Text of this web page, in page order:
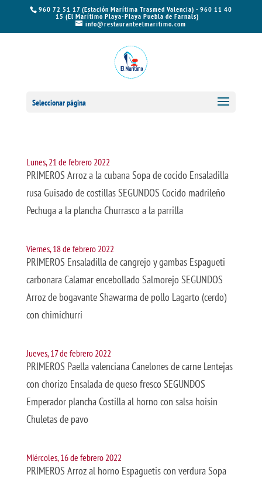
960 72 51 17 (Estación Marítima Trasmed Valencia) - 960 11 40
15 (El Marítimo Playa-Playa Puebla de Farnals)
info@restauranteelmaritimo.com
Seleccionar página
Lunes, 21 de febrero 2022
PRIMEROS Arroz a la cubana Sopa de cocido Ensaladilla
rusa Guisado de costillas SEGUNDOS Cocido madrileño
Pechuga a la plancha Churrasco a la parrilla
Viernes, 18 de febrero 2022
PRIMEROS Ensaladilla de cangrejo y gambas Espagueti
carbonara Calamar encebollado Salmorejo SEGUNDOS
Arroz de bogavante Shawarma de pollo Lagarto (cerdo)
con chimichurri
Jueves, 17 de febrero 2022
PRIMEROS Paella valenciana Canelones de carne Lentejas
con chorizo Ensalada de queso fresco SEGUNDOS
Emperador plancha Costilla al horno con salsa hoisin
Chuletas de pavo
Miércoles, 16 de febrero 2022
PRIMEROS Arroz al horno Espaguetis con verdura Sopa